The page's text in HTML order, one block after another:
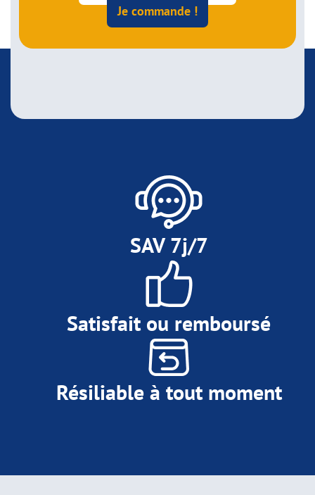
Je commande !
SAV 7j/7
Satisfait ou remboursé
Résiliable à tout moment